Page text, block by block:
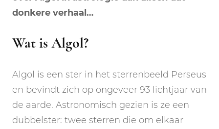
donkere verhaal…
Wat is Algol?
Algol is een ster in het sterrenbeeld Perseus
en bevindt zich op ongeveer 93 lichtjaar van
de aarde. Astronomisch gezien is ze een
dubbelster: twee sterren die om elkaar